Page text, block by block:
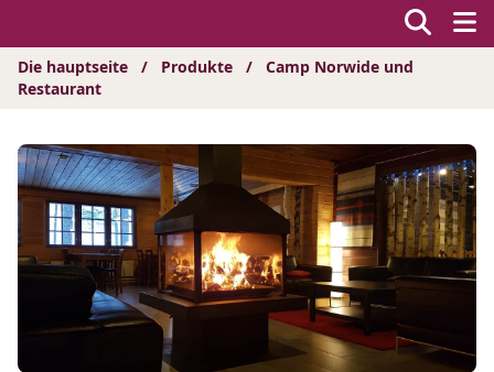
Die hauptseite / Produkte /
Camp Norwide und
Restaurant